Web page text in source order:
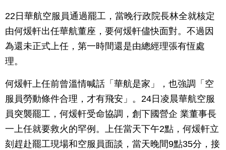
22日華航空服員通過罷工，當晚行政院長林全就核定
由何煖軒出任華航董座，要何煖軒儘快面對。不過因
為還未正式上任，第一時間還是由總經理張有恆處
理。
何煖軒上任前曾溫情喊話「華航是家」，也強調「空
服員勞動條件合理，才有飛安」。24日凌晨華航空服
員突襲罷工，何煖軒受命協調，創下國營企 業董事長
一上任就要救火的罕例。上任當天下午2點，何煖軒立
刻趕赴罷工現場和空服員面談，當天晚間9點35分，接